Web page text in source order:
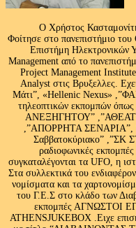
Ο Χρήστος
Φοίτησε στο πανεπιστήμιο
Επιστήμη Ηλεκτρονικών
Management από το
Project Management
Analyst στις Βρυξελλες.
Μάτι”, «Hellenic Nexus»
τηλεοπτικών εκπομπών
ΑΝΕΞΗΓΗΤΟΥ”
,”ΑΠΟΡΡΗΤΑ
Σαββατοκύριακο” ,”ΣΚ
ραδιοφωνικές
συγκαταλέγονται τα UFO, η
Στα συλλεκτικά του
νομίσματα και τα
του Γ.Ε.Σ στο κλάδο των
εκπομπές ΑΓΝΩΣΤΟΙ
ATHENSJUKEBOX .Ειχε